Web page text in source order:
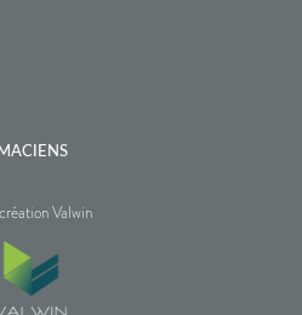
Valwin